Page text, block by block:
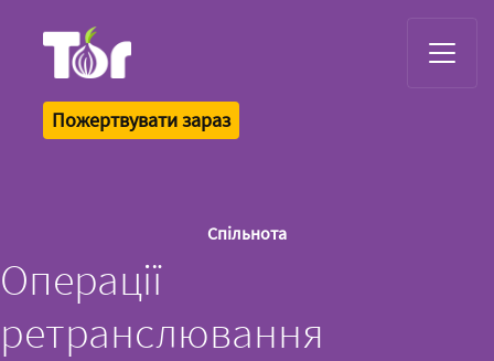
Пожертвувати зараз
Спільнота
Операції
ретранслювання